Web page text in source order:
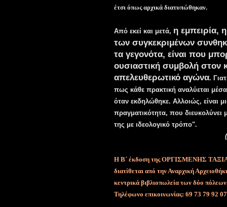
έτσι όπως αρχικά διατυπώθηκαν.
Από εκεί και μετά, η εμπειρία,
των συγκεκριμένων
τα γεγονότα, είναι που
ουσιαστική συμβολή στον
απελευθερωτικό αγώνα.
πως κάθε πρακτική αναλύεται
όταν εκδηλώθηκε. Αλλοιώς, είναι
πραγματικότητα, που
της με ιδεολογικό τρόπο".
Η Β΄ έκδοση της ΟΡΓΙΣΜΕΝΗΣ
διατίθεται από την Αναρχική
κεντρικά βιβλιοπωλεία των δύο
Τηλέφωνο επικοινωνίας: 69 73 79 92 07